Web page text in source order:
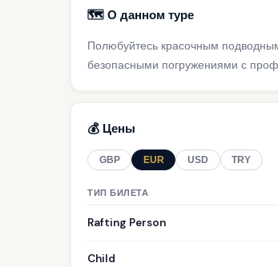
🗺️ О данном туре
Полюбуйтесь красочным
безопасными погружениями с
💰 Цены
GBP EUR USD TRY
ТИП БИЛЕТА
Rafting Person
Child